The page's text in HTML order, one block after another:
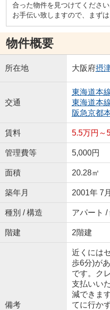
合った物件を見つけてくださ
お手伝い致しますので、まず
物件概要
所在地 大阪府摂
交通
東海道本
東海道本
阪急京都
賃料 5.5万円～
管理費等 5,000円
面積 20.28㎡
築年月 2001年 7
種別 / 構造 アパート /
階建 2階建
備考
近くには
歩6分)が
です。ク
支払いい
減できま
てに行か